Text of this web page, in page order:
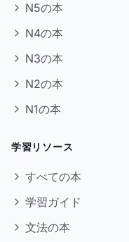
N5の本
N4の本
N3の本
N2の本
N1の本
学習リソース
すべての本
学習ガイド
文法の本